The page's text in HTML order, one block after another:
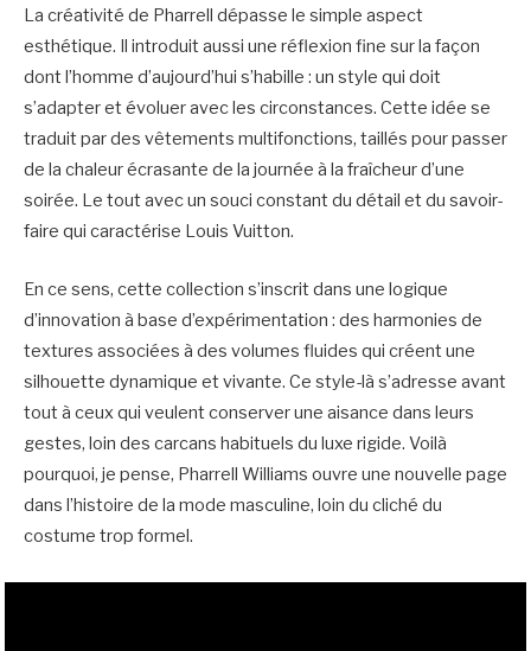
La créativité de Pharrell dépasse le simple aspect
esthétique. Il introduit aussi une réflexion fine sur la façon
dont l’homme d’aujourd’hui s’habille : un style qui doit
s’adapter et évoluer avec les circonstances. Cette idée se
traduit par des vêtements multifonctions, taillés pour passer
de la chaleur écrasante de la journée à la fraîcheur d’une
soirée. Le tout avec un souci constant du détail et du savoir-
faire qui caractérise Louis Vuitton.
En ce sens, cette collection s’inscrit dans une logique
d’innovation à base d’expérimentation : des harmonies de
textures associées à des volumes fluides qui créent une
silhouette dynamique et vivante. Ce style-là s’adresse avant
tout à ceux qui veulent conserver une aisance dans leurs
gestes, loin des carcans habituels du luxe rigide. Voilà
pourquoi, je pense, Pharrell Williams ouvre une nouvelle page
dans l’histoire de la mode masculine, loin du cliché du
costume trop formel.